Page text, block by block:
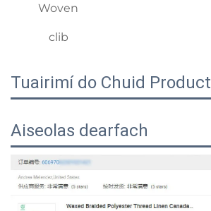
Woven
clib
Tuairimí do Chuid Product
Aiseolas dearfach